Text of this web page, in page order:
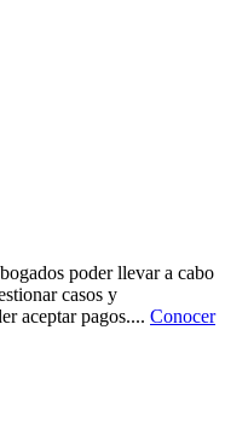
poder llevar a cabo
casos y
aceptar pagos.... Conocer